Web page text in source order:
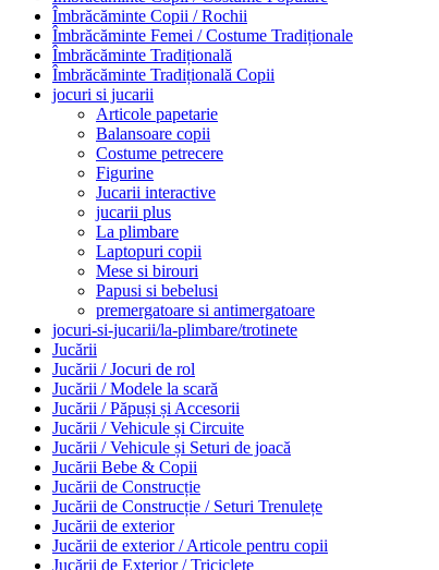
Îmbrăcăminte Copii / Rochii
Îmbrăcăminte Femei / Costume Tradiționale
Îmbrăcăminte Tradițională
Îmbrăcăminte Tradițională Copii
jocuri si jucarii
Articole papetarie
Balansoare copii
Costume petrecere
Figurine
Jucarii interactive
jucarii plus
La plimbare
Laptopuri copii
Mese si birouri
Papusi si bebelusi
premergatoare si antimergatoare
jocuri-si-jucarii/la-plimbare/trotinete
Jucării
Jucării / Jocuri de rol
Jucării / Modele la scară
Jucării / Păpuși și Accesorii
Jucării / Vehicule și Circuite
Jucării / Vehicule și Seturi de joacă
Jucării Bebe & Copii
Jucării de Construcție
Jucării de Construcție / Seturi Trenulețe
Jucării de exterior
Jucării de exterior / Articole pentru copii
Jucării de Exterior / Triciclete